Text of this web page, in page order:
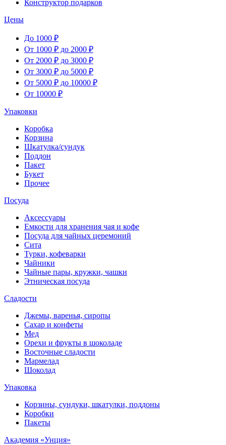
Конструктор подарков
Цены
До 1000 ₽
От 1000 ₽ до 2000 ₽
От 2000 ₽ до 3000 ₽
От 3000 ₽ до 5000 ₽
От 5000 ₽ до 10000 ₽
От 10000 ₽
Упаковки
Коробка
Корзина
Шкатулка/сундук
Поддон
Пакет
Букет
Прочее
Посуда
Аксессуары
Емкости для хранения чая и кофе
Посуда для чайных церемоний
Сита
Турки, кофеварки
Чайники
Чайные пары, кружки, чашки
Этническая посуда
Сладости
Джемы, варенья, сиропы
Сахар и конфеты
Мед
Орехи и фрукты в шоколаде
Восточные сладости
Мармелад
Шоколад
Упаковка
Корзины, сундуки, шкатулки, поддоны
Коробки
Пакеты
Академия «Унция»